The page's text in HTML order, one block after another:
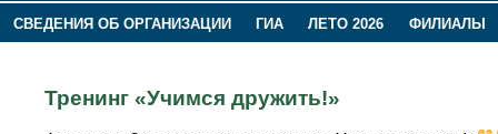
СВЕДЕНИЯ ОБ ОРГАНИЗАЦИИ ГИА ЛЕТО 2026
ФИЛИАЛЫ
Тренинг «Учимся дружить!»